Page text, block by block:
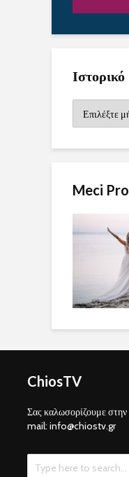
Ιστορικό
Meci
ChiosTV
Σας καλωσορίζουμε
mail: info@chiostv.gr